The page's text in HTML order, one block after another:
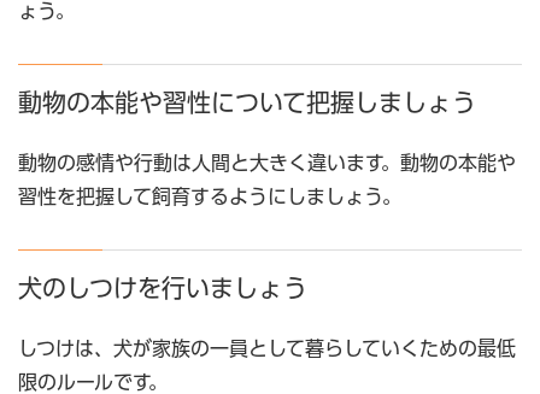
ょう。
動物の本能や習性について把握しましょう
動物の感情や行動は人間と大きく違います。動物の本能や
習性を把握して飼育するようにしましょう。
犬のしつけを行いましょう
しつけは、犬が家族の一員として暮らしていくための最低
限のルールです。